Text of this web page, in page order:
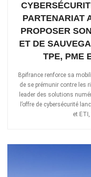
PARTENARIAT
PROPOSER
ET DE
TPE, PME
Bpifrance renforce sa
de se prémunir contre les
leader des solutions
l’offre de cybersécurité
et